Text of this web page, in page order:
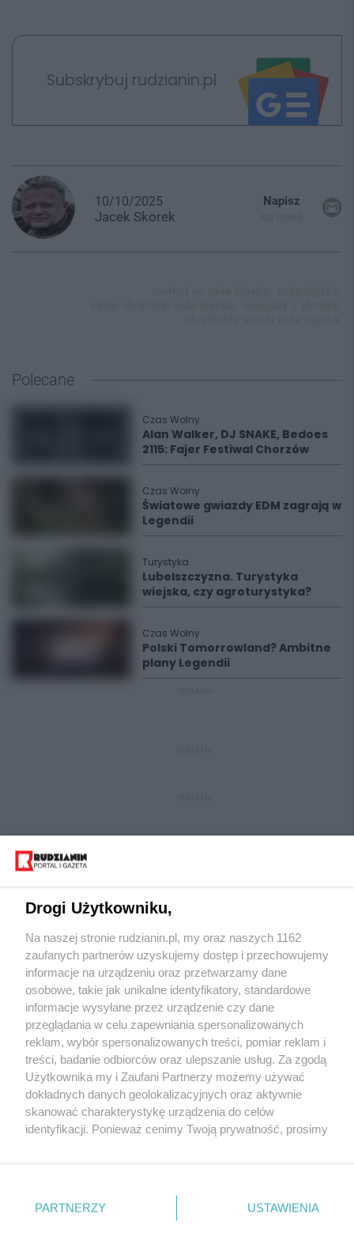
Subskrybuj rudzianin.pl
10/10/2025
Jacek Skorek
Napisz
Polecane
Czas Wolny
Alan Walker, DJ SNAKE, Bedoes
2115: Fajer Festiwal Chorzów
Czas Wolny
Światowe gwiazdy EDM zagrają w
Legendii
Turystyka
Lubelszczyzna. Turystyka
wiejska, czy agroturystyka?
Czas Wolny
Polski Tomorrowland? Ambitne
plany Legendii
Wydawca mediów lokalnych
Nie zapomnij
zapoznać się z:
polityką prywatności regulamin korzystania z portali
Twojemiasto
Piekary Śląskie
Chorzów
Tarnowskie Góry
Gliwice
Skontakuj sięz nami
Kontakt
Wydawca
Redakcja
Drogi Użytkowniku,
Na naszej stronie rudzianin.pl, my oraz naszych 1162
zaufanych partnerów uzyskujemy dostęp i przechowujemy
informacje na urządzeniu oraz przetwarzamy dane
osobowe, takie jak unikalne identyfikatory, standardowe
informacje wysyłane przez urządzenie czy dane
przeglądania w celu zapewniania spersonalizowanych
reklam, wybór spersonalizowanych treści, pomiar reklam i
treści, badanie odbiorców oraz ulepszanie usług. Za zgodą
Użytkownika my i Zaufani Partnerzy możemy używać
dokładnych danych geolokalizacyjnych oraz aktywnie
skanować charakterystykę urządzenia do celów
identyfikacji. Ponieważ cenimy Twoją prywatność, prosimy
prywatności znajdujący się w lewym dolnym rogu strony
. Niektóre rodzaje przetwarzania danych nie wymagają
PARTNERZY USTAWIENIA